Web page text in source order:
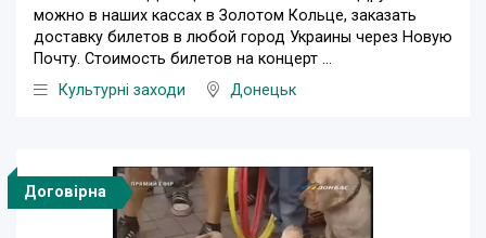
можно в наших кассах в Золотом Кольце, заказать
доставку билетов в любой город Украины через Новую
Почту. Стоимость билетов на концерт ...
Культурні заходи
Донецьк
Договірна